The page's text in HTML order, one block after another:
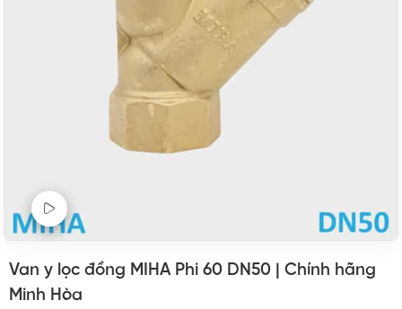
Xem Video sản phẩm
Van y lọc đồng MIHA Phi 60 DN50 | Chính hãng
Minh Hòa